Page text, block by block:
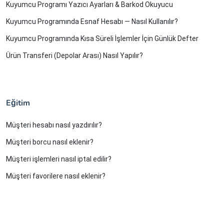
Kuyumcu Programı Yazıcı Ayarları & Barkod Okuyucu
Kuyumcu Programında Esnaf Hesabı — Nasıl Kullanılır?
Kuyumcu Programında Kısa Süreli İşlemler İçin Günlük Defter
Ürün Transferi (Depolar Arası) Nasıl Yapılır?
Eğitim
Müşteri hesabı nasıl yazdırılır?
Müşteri borcu nasıl eklenir?
Müşteri işlemleri nasıl iptal edilir?
Müşteri favorilere nasıl eklenir?